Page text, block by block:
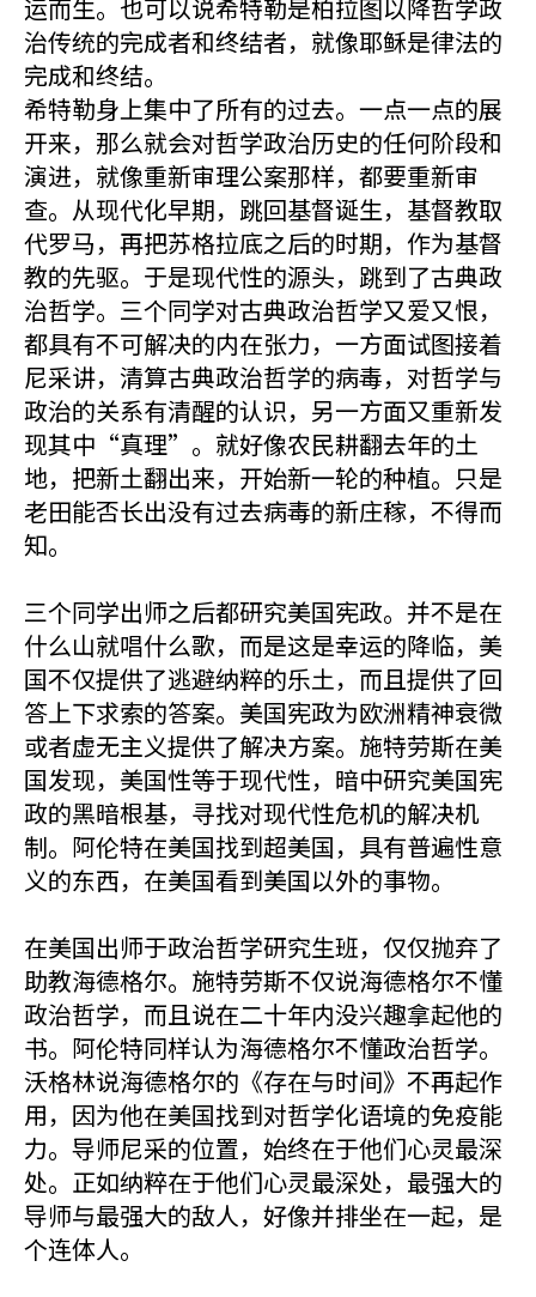
运而生。也可以说希特勒是柏拉图以降哲学政
治传统的完成者和终结者，就像耶稣是律法的
完成和终结。
希特勒身上集中了所有的过去。一点一点的展
开来，那么就会对哲学政治历史的任何阶段和
演进，就像重新审理公案那样，都要重新审
查。从现代化早期，跳回基督诞生，基督教取
代罗马，再把苏格拉底之后的时期，作为基督
教的先驱。于是现代性的源头，跳到了古典政
治哲学。三个同学对古典政治哲学又爱又恨，
都具有不可解决的内在张力，一方面试图接着
尼采讲，清算古典政治哲学的病毒，对哲学与
政治的关系有清醒的认识，另一方面又重新发
现其中“真理”。就好像农民耕翻去年的土
地，把新土翻出来，开始新一轮的种植。只是
老田能否长出没有过去病毒的新庄稼，不得而
知。
三个同学出师之后都研究美国宪政。并不是在
什么山就唱什么歌，而是这是幸运的降临，美
国不仅提供了逃避纳粹的乐土，而且提供了回
答上下求索的答案。美国宪政为欧洲精神衰微
或者虚无主义提供了解决方案。施特劳斯在美
国发现，美国性等于现代性，暗中研究美国宪
政的黑暗根基，寻找对现代性危机的解决机
制。阿伦特在美国找到超美国，具有普遍性意
义的东西，在美国看到美国以外的事物。
在美国出师于政治哲学研究生班，仅仅抛弃了
助教海德格尔。施特劳斯不仅说海德格尔不懂
政治哲学，而且说在二十年内没兴趣拿起他的
书。阿伦特同样认为海德格尔不懂政治哲学。
沃格林说海德格尔的《存在与时间》不再起作
用，因为他在美国找到对哲学化语境的免疫能
力。导师尼采的位置，始终在于他们心灵最深
处。正如纳粹在于他们心灵最深处，最强大的
导师与最强大的敌人，好像并排坐在一起，是
个连体人。